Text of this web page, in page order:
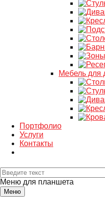
Мебель для
Портфолио
Услуги
Контакты
Меню для планшета
Меню